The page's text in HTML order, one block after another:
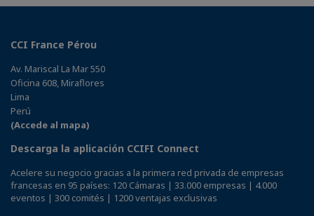
CCI France Pérou
Av. Mariscal La Mar 550
Oficina 608, Miraflores
Lima
Perú
(Accede al mapa)
Descarga la aplicación CCIFI Connect
Acelere su negocio gracias a la primera red privada de empresas
francesas en 95 países: 120 Cámaras | 33.000 empresas | 4.000
eventos | 300 comités | 1200 ventajas exclusivas